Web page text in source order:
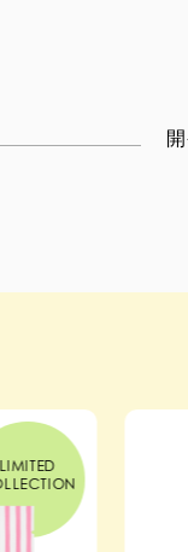
ミ
ム
（ 配合
オ
※9 セラミド
製
ナチュ
お客様の
LIMITED